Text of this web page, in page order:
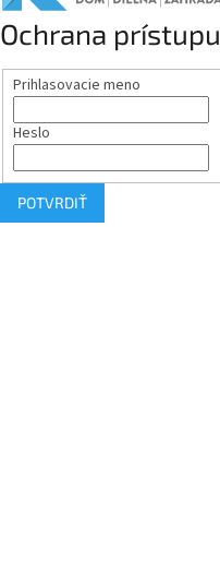
Ochrana prístupu
Prihlasovacie meno
Heslo
POTVRDIŤ